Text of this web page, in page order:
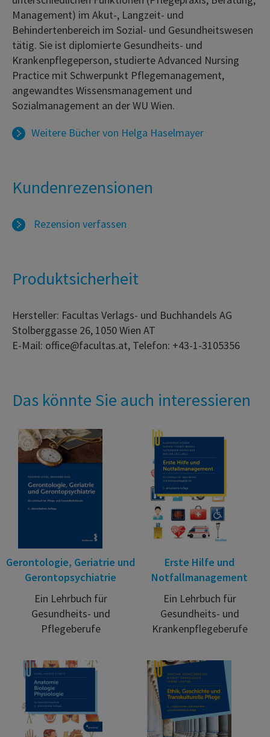
Management) im Akut-, Langzeit- und
Behindertenbereich im Sozial- und Gesundheitswesen
tätig. Sie ist diplomierte Gesundheits- und
Krankenpflegeperson, studierte Advanced Nursing
Practice mit Schwerpunkt Pflegemanagement,
angewandtes Wissensmanagement und
Sozialmanagement an der WU Wien.
Weitere Bücher von Helga Haselmayer
Kundenrezensionen
Rezension verfassen
Produktsicherheit
Hersteller: Facultas Verlags- und Buchhandels AG
Stolberggasse 26, 1050 Wien AT
E-Mail: office@facultas.at, Telefon: +43-1-3105356
Das könnte Sie auch interessieren
Gerontologie, Geriatrie und
Gerontopsychiatrie
Ein Lehrbuch für
Gesundheits- und
Pflegeberufe
Erste Hilfe und
Notfallmanagement
Ein Lehrbuch für
Gesundheits- und
Krankenpflegeberufe